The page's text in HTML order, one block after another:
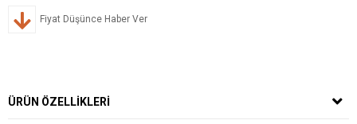
Fiyat Düşünce Haber Ver
ÜRÜN ÖZELLIKLERI